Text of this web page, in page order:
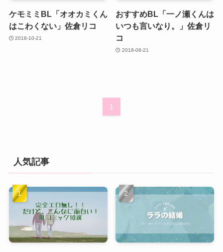
ケモミミBL「オオカミくん
はこわくない」佐倉リコ
2018-10-21
おすすめBL「一ノ瀬くんは
いつも言いなり。」佐倉リ
コ
2018-08-21
1
人気記事